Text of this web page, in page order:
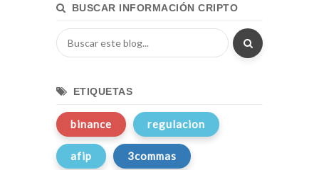
BUSCAR INFORMACIÓN CRIPTO
ETIQUETAS
binance regulacion
afip 3commas